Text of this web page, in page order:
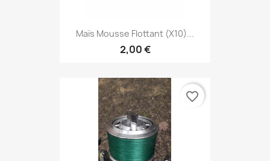
Maïs Mousse Flottant (x10)...
2,00 €
favorite_border